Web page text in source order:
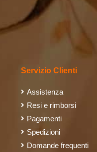
Servizio Clienti
Assistenza
Resi e rimborsi
Pagamenti
Spedizioni
Domande frequenti